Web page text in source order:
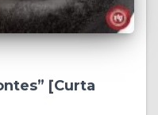
[Curta